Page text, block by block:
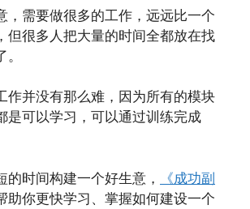
，需要做很多的工作，远远比一个
但很多人把大量的时间全都放在找
作并没有那么难，因为所有的模块
是可以学习，可以通过训练完成
的时间构建一个好生意，
《成功副
助你更快学习、掌握如何建设一个